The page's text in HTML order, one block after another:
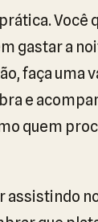
Você
gastar a
faça uma
e
quem
assistindo